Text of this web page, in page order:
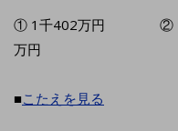
① 1千402万円 ②
万円
■こたえを見る